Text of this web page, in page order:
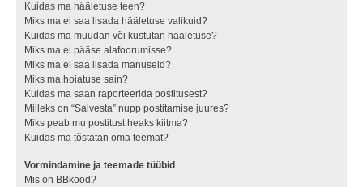
Kuidas ma hääletuse teen?
Miks ma ei saa lisada hääletuse valikuid?
Kuidas ma muudan või kustutan hääletuse?
Miks ma ei pääse alafoorumisse?
Miks ma ei saa lisada manuseid?
Miks ma hoiatuse sain?
Kuidas ma saan raporteerida postitusest?
Milleks on “Salvesta” nupp postitamise juures?
Miks peab mu postitust heaks kiitma?
Kuidas ma tõstatan oma teemat?
Vormindamine ja teemade tüübid
Mis on BBkood?